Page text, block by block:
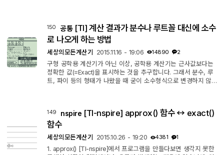
로 설정해 두고, 필요할 때만 【ctrl】【enter】 를 이용해 근사
값을 구하는 방식이 (일반적으로는) 가장 효율적입니다. 1. 설정으
150 공통 [TI] 계산 결과가 분수나 루트꼴 대신에 소수
로 나오게 하는 방법
세상의모든계산기 2015.11.16 - 19:06 14890 2
구형 공학용 계산기가 아닌 이상, 공학용 계산기는 근사값보다는
정확한 값(=Exact)을 표시하는 것을 추구합니다. 그래서 분수, 루
트, 파이 등의 형태가 나왔을 때 굳이 소수형식으로 변경하지 않
ox(수식) 【enter】 [TI-nspire] 【ctrl】【enter】 approx(수
식) 【enter】 2. 모드 셋업에서 Exact → Approx 로 변경 : 항상
149 nspire [TI-nspire] approx() 함수 ↔ exact()
함수
세상의모든계산기 2015.10.26 - 19:20 4381 1
1. approx() [TI-nspire]에서 프로그램을 만들다보면 생각지 못한